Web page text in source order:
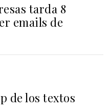
tarda 8
emails de
de los textos